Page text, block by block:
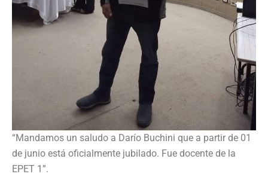
“Mandamos un saludo a Darío Buchini que a partir de 01
de junio está oficialmente jubilado. Fue docente de la
EPET 1”.